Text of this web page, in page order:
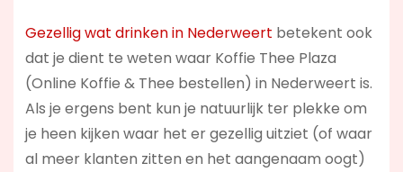
Gezellig wat drinken in Nederweert betekent ook
dat je dient te weten waar Koffie Thee Plaza
(Online Koffie & Thee bestellen) in Nederweert is.
Als je ergens bent kun je natuurlijk ter plekke om
je heen kijken waar het er gezellig uitziet (of waar
al meer klanten zitten en het aangenaam oogt)